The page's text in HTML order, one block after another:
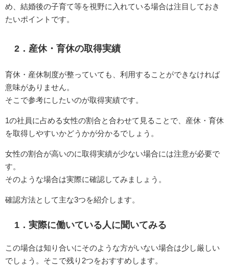
め、結婚後の子育て等を視野に入れている場合は注目しておき
たいポイントです。
2．産休・育休の取得実績
育休・産休制度が整っていても、利用することができなければ
意味がありません。
そこで参考にしたいのが取得実績です。
1の社員に占める女性の割合と合わせて見ることで、産休・育休
を取得しやすいかどうかが分かるでしょう。
女性の割合が高いのに取得実績が少ない場合には注意が必要で
す。
そのような場合は実際に確認してみましょう。
確認方法として主な3つを紹介します。
1．実際に働いている人に聞いてみる
この場合は知り合いにそのような方がいない場合は少し厳しい
でしょう。そこで残り2つをおすすめします。